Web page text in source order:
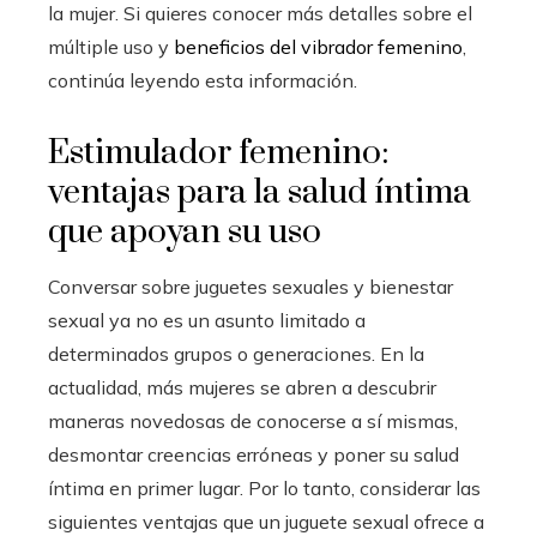
la mujer. Si quieres conocer más detalles sobre el
múltiple uso y beneficios del vibrador femenino,
continúa leyendo esta información.
Estimulador femenino:
ventajas para la salud íntima
que apoyan su uso
Conversar sobre juguetes sexuales y bienestar
sexual ya no es un asunto limitado a
determinados grupos o generaciones. En la
actualidad, más mujeres se abren a descubrir
maneras novedosas de conocerse a sí mismas,
desmontar creencias erróneas y poner su salud
íntima en primer lugar. Por lo tanto, considerar las
siguientes ventajas que un juguete sexual ofrece a